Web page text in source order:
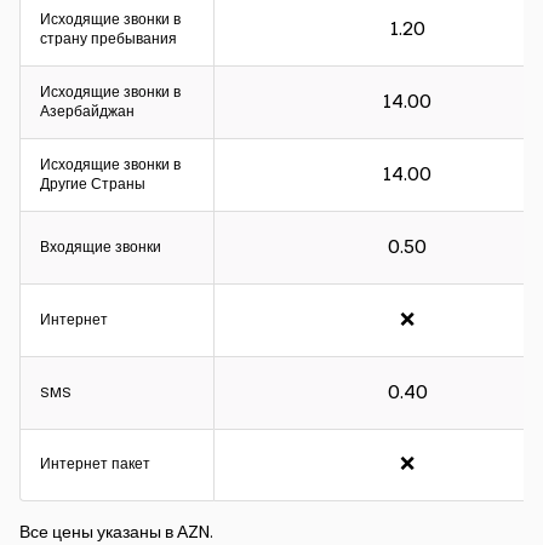
Интервал расчета:
Для входящих и исходящих звонков – 60 секунд.
Исходящие звонки в
страну пребывания
Исходящие звонки в
Азербайджан
Исходящие звонки в
Другие Страны
Входящие звонки
Интернет
SMS
Интернет пакет
1.20
14.00
14.00
0.50
❌
0.40
❌
Все цены указаны в АZN.